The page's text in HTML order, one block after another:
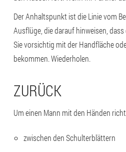
Der Anhaltspunkt ist die Linie vom
Ausflüge, die darauf hinweisen,
Sie vorsichtig mit der Handfläche
bekommen. Wiederholen.
ZURÜCK
Um einen Mann mit den Händen
zwischen den Schulterblättern